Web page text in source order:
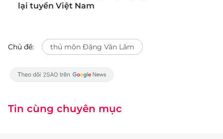
lại tuyển Việt Nam
Chủ đề: thủ môn Đặng Văn Lâm
Tin cùng chuyên mục